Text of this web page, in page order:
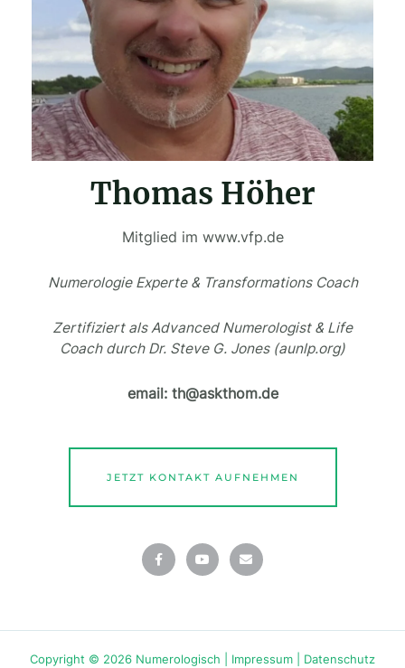
Thomas Höher
Mitglied im www.vfp.de
Numerologie Experte & Transformations Coach
Zertifiziert als Advanced Numerologist & Life
Coach durch Dr. Steve G. Jones (aunlp.org)
email: th@askthom.de
JETZT KONTAKT AUFNEHMEN
a
c
e
b
-
o
u
t
u
n
v
e
l
Copyright © 2026 Numerologisch | Impressum Datenschutz